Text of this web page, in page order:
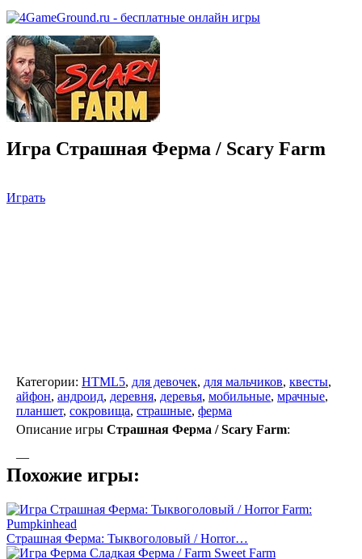
Игра Страшная Ферма / Scary Farm
Играть
Категории: HTML5, для девочек, для мальчиков, квесты,
айфон, андроид, деревня, деревья, мобильные, мрачные,
планшет, сокровища, страшные, ферма
Описание игры Страшная Ферма / Scary Farm:
—
Похожие игры:
Страшная Ферма: Тыквоголовый / Horror…